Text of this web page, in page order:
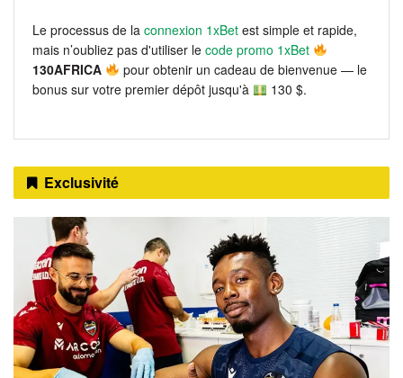
Le processus de la connexion 1xBet est simple et rapide,
mais n’oubliez pas d'utiliser le code promo 1xBet
130AFRICA
pour obtenir un cadeau de bienvenue — le
bonus sur votre premier dépôt jusqu'à
130 $.
Exclusivité